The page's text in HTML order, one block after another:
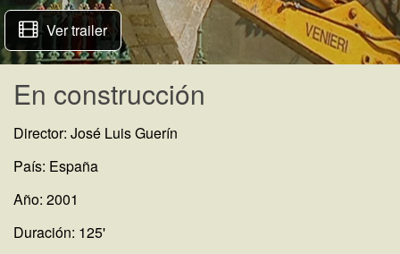
Ver trailer
En construcción
Director: José Luis Guerín
País: España
Año: 2001
Duración: 125'